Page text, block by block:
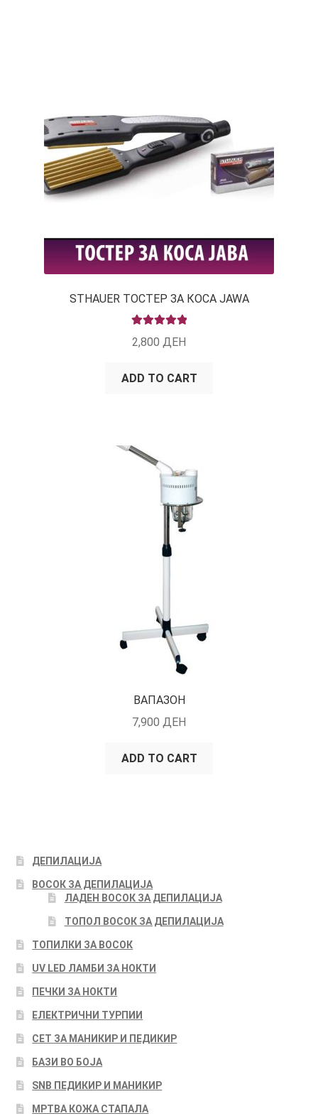
STHAUER ТОСТЕР ЗА КОСА JAWA
OUT OF 5
2,800 ДЕН
ADD TO CART
ВАПАЗОН
7,900 ДЕН
ADD TO CART
ДЕПИЛАЦИЈА
ВОСОК ЗА ДЕПИЛАЦИЈА
ЛАДЕН ВОСОК ЗА ДЕПИЛАЦИЈА
ТОПОЛ ВОСОК ЗА ДЕПИЛАЦИЈА
ТОПИЛКИ ЗА ВОСОК
UV LED ЛАМБИ ЗА НОКТИ
ПЕЧКИ ЗА НОКТИ
ЕЛЕКТРИЧНИ ТУРПИИ
СЕТ ЗА МАНИКИР И ПЕДИКИР
БАЗИ ВО БОЈА
SNB ПЕДИКИР И МАНИКИР
МРТВА КОЖА СТАПАЛА